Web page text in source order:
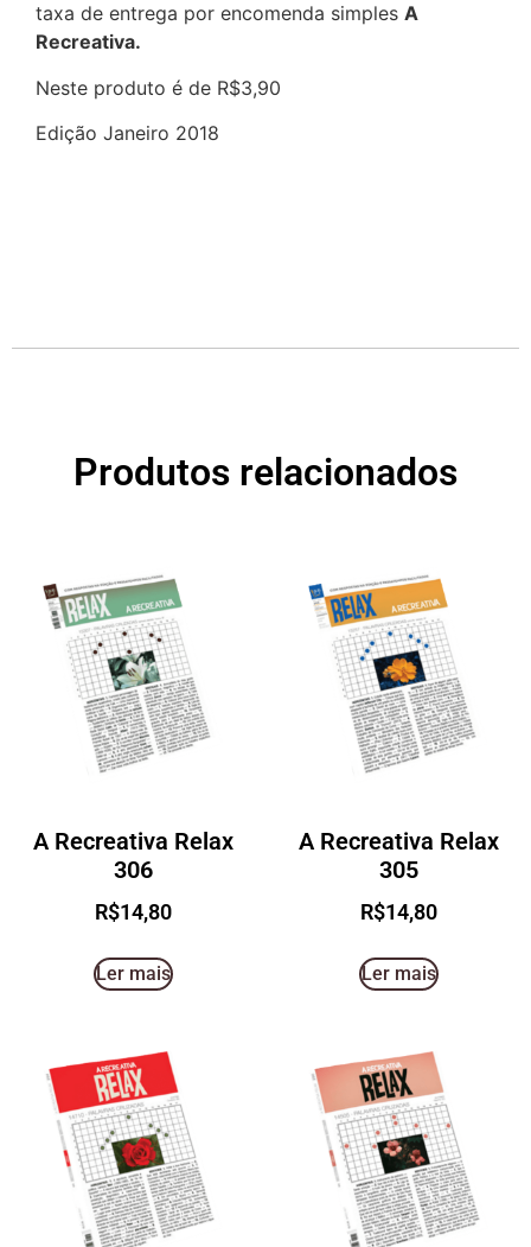
taxa de entrega por encomenda simples A
Recreativa.
Neste produto é de R$3,90
Edição Janeiro 2018
Produtos relacionados
A Recreativa Relax
306
R$14,80
Ler mais
A Recreativa Relax
305
R$14,80
Ler mais